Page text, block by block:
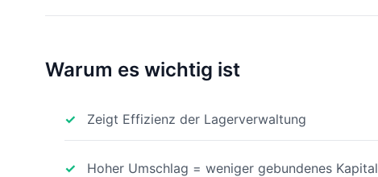
Warum es wichtig ist
Zeigt Effizienz der Lagerverwaltung
Hoher Umschlag = weniger gebundenes Kapital